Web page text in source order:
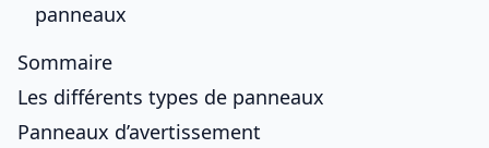
panneaux
Sommaire
Les différents types de panneaux
Panneaux d’avertissement